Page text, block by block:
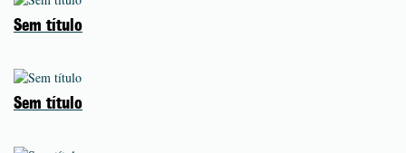
Sem título
Sem título